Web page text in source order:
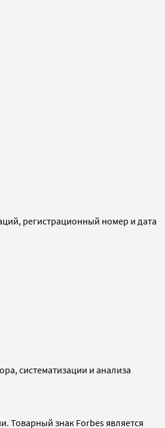
регистрационный номер и дата
систематизации и анализа
Товарный знак Forbes является